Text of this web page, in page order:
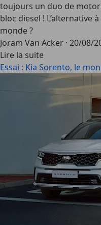
toujours un duo de
bloc diesel ! L’alternative
monde ?
Joram Van Acker · 20/08/
Lire la suite
Essai : Kia Sorento, le